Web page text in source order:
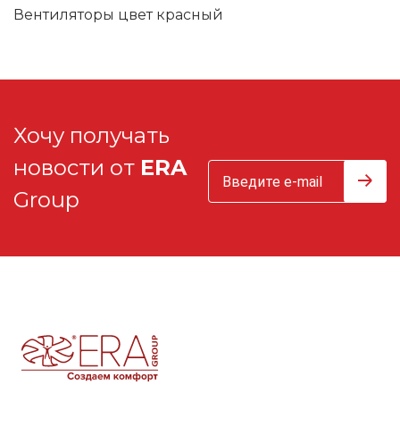
Вентиляторы цвет красный
Хочу получать
новости от ERA
Group